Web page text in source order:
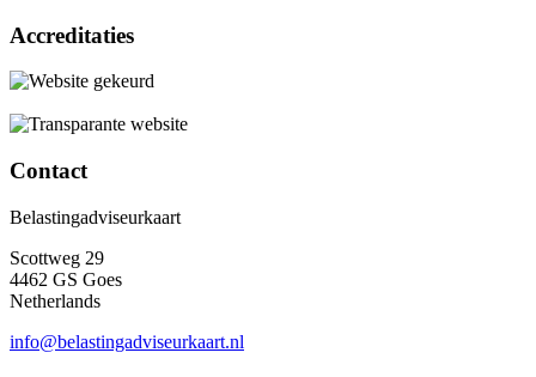
Accreditaties
Contact
Belastingadviseurkaart
Scottweg 29
4462 GS Goes
Netherlands
info@belastingadviseurkaart.nl